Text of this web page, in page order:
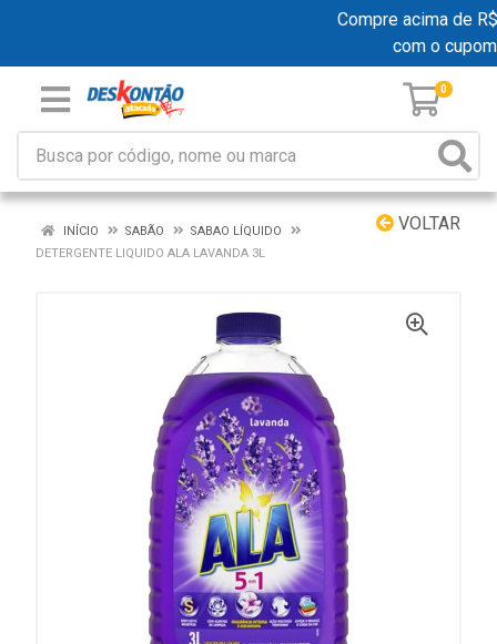
Compre acima de
com o cupom
0
VOLTAR
INÍCIO SABÃO
SABAO LÍQUIDO
DETERGENTE LIQUIDO ALA LAVANDA 3L